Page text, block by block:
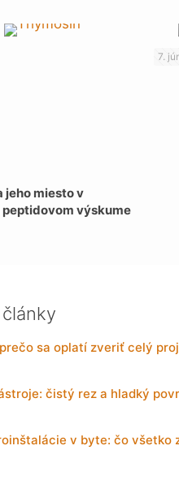
jeho miesto v
peptidovom výskume
7.
sa oplatí zveriť celý
čistý rez a hladký
v byte: čo všetko